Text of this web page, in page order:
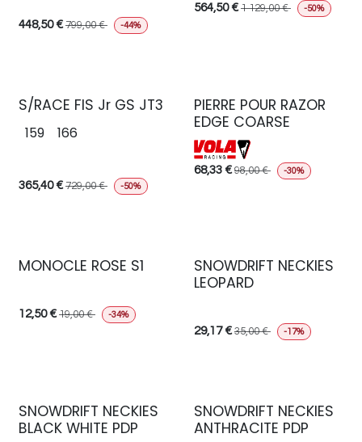
448,50€ 799,00€ -44%
564,50€ 1 129,00€ -50%
S/RACE FIS Jr GS JT3
159 166
365,40€ 729,00€ -50%
PIERRE POUR RAZOR
EDGE COARSE
68,33€ 98,00€ -30%
MONOCLE ROSE S1
12,50€ 19,00€ -34%
SNOWDRIFT NECKIES
LEOPARD
29,17€ 35,00€ -17%
SNOWDRIFT NECKIES
BLACK WHITE PDP
SNOWDRIFT NECKIES
ANTHRACITE PDP